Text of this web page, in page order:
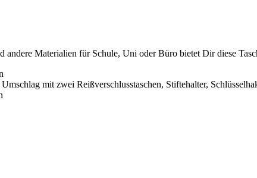
andere Materialien für Schule, Uni oder Büro bietet Dir diese
mit zwei Reißverschlusstaschen, Stiftehalter,